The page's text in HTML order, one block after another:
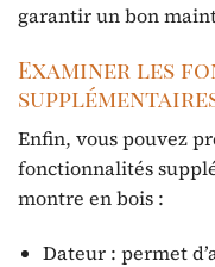
garantir un bon
Examiner les
Enfin, vous pouvez
fonctionnalités
montre en bois :
Dateur : permet